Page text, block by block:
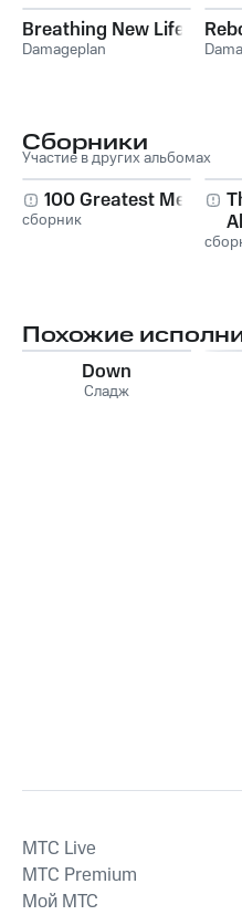
Breathing New Life
Damageplan
Сборники
Участие в других альбомах
100 Greatest Metal
сборник
Похожие
Down
Сладж
MTС Live
MTС Premium
Мой МТС